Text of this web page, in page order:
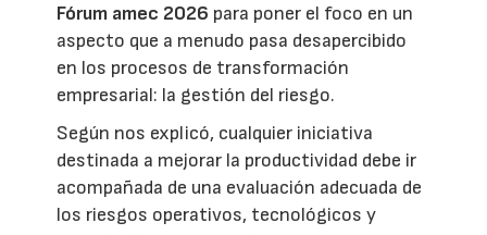
Fórum amec 2026 para poner el foco en un
aspecto que a menudo pasa desapercibido
en los procesos de transformación
empresarial: la gestión del riesgo.
Según nos explicó, cualquier iniciativa
destinada a mejorar la productividad debe ir
acompañada de una evaluación adecuada de
los riesgos operativos, tecnológicos y